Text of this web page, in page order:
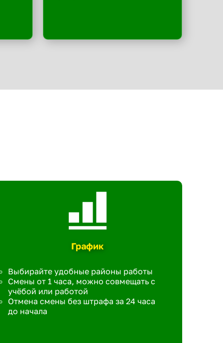
График
Выбирайте удобные районы работы
Смены от 1 часа, можно совмещать с
учёбой или работой
Отмена смены без штрафа за 24 часа
до начала